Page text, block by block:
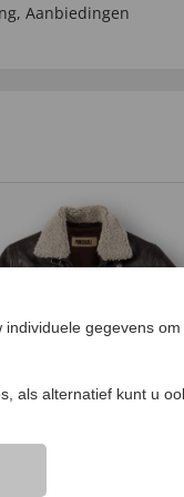
, Aanbiedingen
van
gegevens
als alternatief kunt u